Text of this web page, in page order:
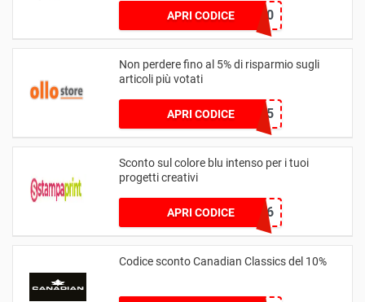
APRI CODICEMCV10
Non perdere fino al 5% di risparmio sugli
articoli più votati
APRI CODICECRUPI5
Sconto sul colore blu intenso per i tuoi
progetti creativi
APRI CODICE101336
Codice sconto Canadian Classics del 10%